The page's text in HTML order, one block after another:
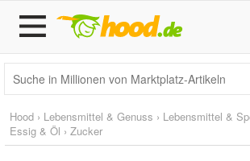
Hood › Lebensmittel & Genuss › Lebensmittel &
Essig & Öl › Zucker